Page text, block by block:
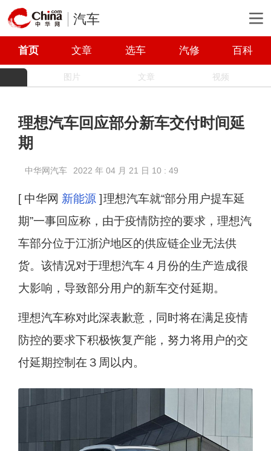
汽车
首页 文章 选车 汽修 百科
图片 文章 视频
理想汽车回应部分新车交付时间延
期
中华网汽车 2022 年 04 月 21 日 10 : 49
[ 中华网 新能源 ] 理想汽车就“部分用户提车延
期”一事回应称，由于疫情防控的要求，理想汽
车部分位于江浙沪地区的供应链企业无法供
货。该情况对于理想汽车４月份的生产造成很
大影响，导致部分用户的新车交付延期。
理想汽车称对此深表歉意，同时将在满足疫情
防控的要求下积极恢复产能，努力将用户的交
付延期控制在３周以内。